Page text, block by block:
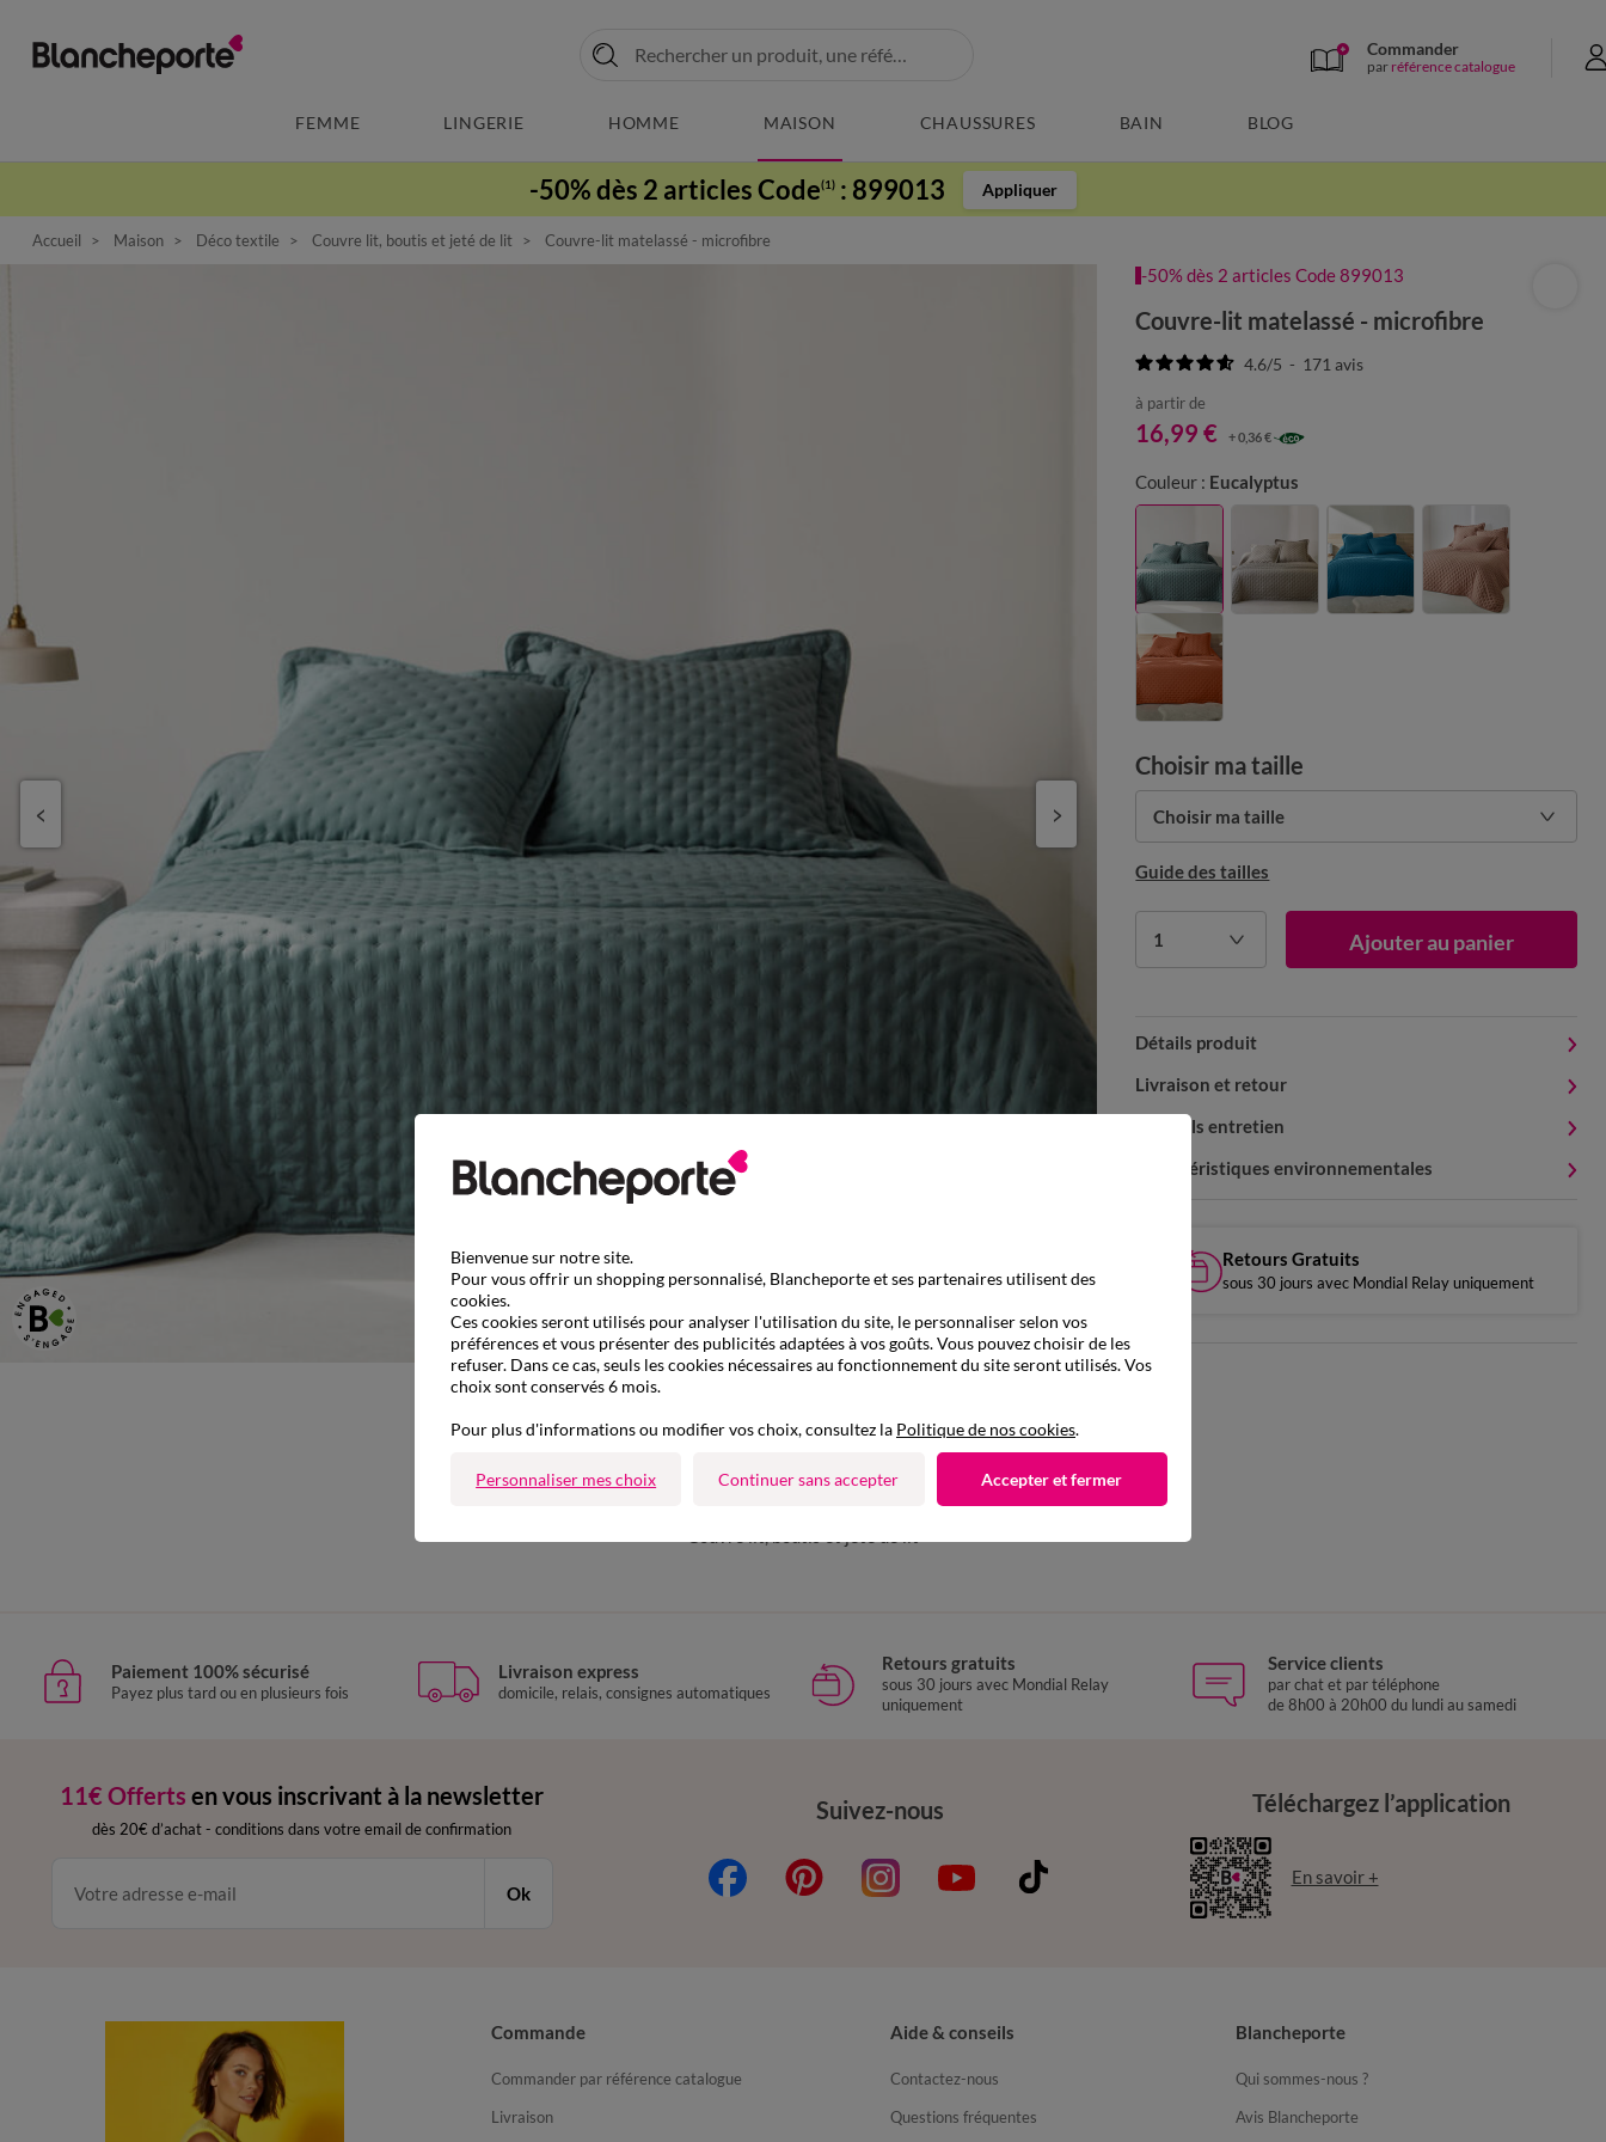
Commander
par référence catalogue
FEMME LINGERIE HOMME MAISON CHAUSSURES BAIN BLOG
-50% dès 2 articles Code(1) : 899013 Appliquer
Accueil Maison Déco textile Couvre lit, boutis et jeté de lit Couvre-lit matelassé - microfibre
-50% dès 2 articles Code 899013
Couvre-lit matelassé - microfibre
4.6/5 - 171avis
à partir de
16,99 € + 0,36 €
Couleur : Eucalyptus
Choisir ma taille
Choisir ma taille
Guide des tailles
1 Ajouter au panier
Détails produit
Livraison et retour
Conseils entretien
Caractéristiques environnementales
Retours Gratuits
sous 30 jours avec Mondial Relay uniquement
D'autres idées de Couvre lit, boutis et jeté de lit
Paiement 100% sécurisé
Payez plus tard ou en plusieurs fois
Livraison express
domicile, relais, consignes automatiques
Retours gratuits
sous 30 jours avec Mondial Relay
uniquement
Service clients
par chat et par téléphone
de 8h00 à 20h00 du lundi au samedi
11€ Offerts en vous inscrivant à la newsletter
dès 20€ d’achat - conditions dans votre email de confirmation
Ok
Suivez-nous Téléchargez l’application
En savoir +
Commande
Commander par référence catalogue
Livraison
Aide & conseils
Contactez-nous
Questions fréquentes
Blancheporte
Qui sommes-nous ?
Avis Blancheporte
Bienvenue sur notre site.
Pour vous offrir un shopping personnalisé, Blancheporte et ses partenaires utilisent des
cookies.
Ces cookies seront utilisés pour analyser l'utilisation du site, le personnaliser selon vos
préférences et vous présenter des publicités adaptées à vos goûts. Vous pouvez choisir de les
refuser. Dans ce cas, seuls les cookies nécessaires au fonctionnement du site seront utilisés. Vos
choix sont conservés 6 mois.
Pour plus d'informations ou modifier vos choix, consultez la Politique de nos cookies.
Personnaliser mes choix Continuer sans accepter Accepter et fermer